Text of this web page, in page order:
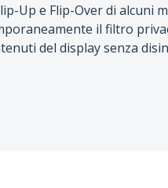
Up e Flip-Over di alcuni
il filtro
del display senza